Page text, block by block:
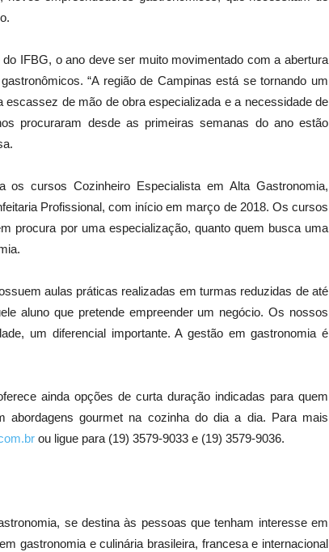
IFBG, o ano deve ser muito movimentado com a abertura
“A região de Campinas está se tornando um
de mão de obra especializada e a necessidade de
procuraram desde as primeiras semanas do ano estão
cursos Cozinheiro Especialista em Alta Gastronomia,
Profissional, com início em março de 2018. Os cursos
procura por uma especialização, quanto quem busca uma
aulas práticas realizadas em turmas reduzidas de até
aluno que pretende empreender um negócio. Os nossos
um diferencial importante. A gestão em gastronomia é
ainda opções de curta duração indicadas para quem
abordagens gourmet na cozinha do dia a dia. Para mais
ou ligue para (19) 3579-9033 e (19) 3579-9036.
se destina às pessoas que tenham interesse em
gastronomia e culinária brasileira, francesa e internacional